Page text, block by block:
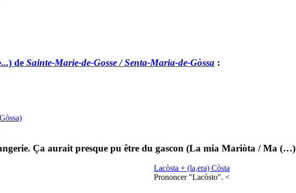
de Sainte-Marie-de-Gosse / Senta-Maria-de-Gòssa :
Ça aurait presque pu être du gascon (La mia Mariòta / Ma (…)
Lacòsta + (la,era) Còsta
Prononcer "Lacòsto". <